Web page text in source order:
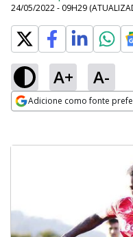
24/05/2022 - 09H29
A+ A-
Adicione como fonte